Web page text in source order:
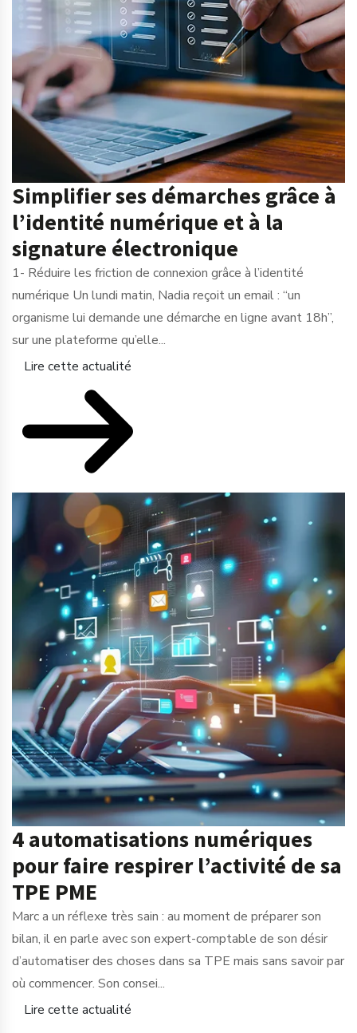
Simplifier ses démarches grâce à
l’identité numérique et à la
signature électronique
1- Réduire les friction de connexion grâce à l’identité
numérique Un lundi matin, Nadia reçoit un email : “un
organisme lui demande une démarche en ligne avant 18h”,
sur une plateforme qu’elle...
Lire cette actualité
4 automatisations numériques
pour faire respirer l’activité de sa
TPE PME
Marc a un réflexe très sain : au moment de préparer son
bilan, il en parle avec son expert-comptable de son désir
d’automatiser des choses dans sa TPE mais sans savoir par
où commencer. Son consei...
Lire cette actualité